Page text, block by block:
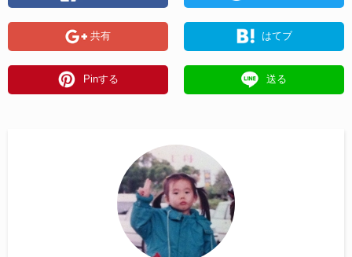
共有 はてブ
Pinする 送る